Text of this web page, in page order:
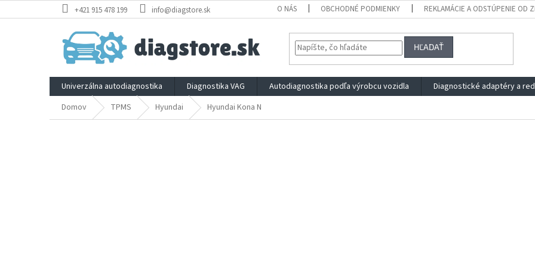
na
+421 915 478 199 info@diagstore.sk O NÁS OBCHODNÉ PODMIENKY REKLAMÁCIE A ODSTÚPENIE OD
HĽADAŤ
Univerzálna autodiagnostika Diagnostika VAG Autodiagnostika podľa výrobcu vozidla Diagnostické adaptéry a
Domov
TPMS Hyundai Hyundai Kona N